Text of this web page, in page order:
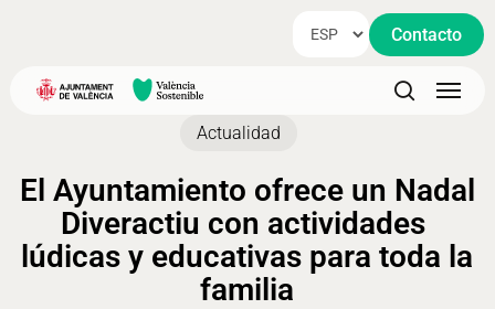
content
Contacto
search
Menu
Actualidad
El Ayuntamiento ofrece un Nadal
Diveractiu con actividades
lúdicas y educativas para toda la
familia